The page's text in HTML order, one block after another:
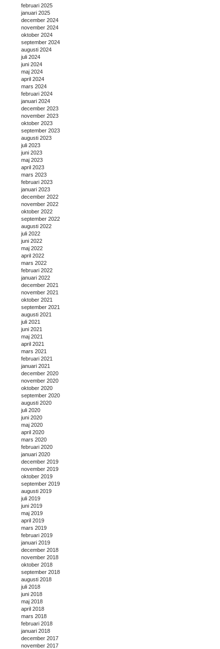
februari 2025
januari 2025
december 2024
november 2024
oktober 2024
september 2024
augusti 2024
juli 2024
juni 2024
maj 2024
april 2024
mars 2024
februari 2024
januari 2024
december 2023
november 2023
oktober 2023
september 2023
augusti 2023
juli 2023
juni 2023
maj 2023
april 2023
mars 2023
februari 2023
januari 2023
december 2022
november 2022
oktober 2022
september 2022
augusti 2022
juli 2022
juni 2022
maj 2022
april 2022
mars 2022
februari 2022
januari 2022
december 2021
november 2021
oktober 2021
september 2021
augusti 2021
juli 2021
juni 2021
maj 2021
april 2021
mars 2021
februari 2021
januari 2021
december 2020
november 2020
oktober 2020
september 2020
augusti 2020
juli 2020
juni 2020
maj 2020
april 2020
mars 2020
februari 2020
januari 2020
december 2019
november 2019
oktober 2019
september 2019
augusti 2019
juli 2019
juni 2019
maj 2019
april 2019
mars 2019
februari 2019
januari 2019
december 2018
november 2018
oktober 2018
september 2018
augusti 2018
juli 2018
juni 2018
maj 2018
april 2018
mars 2018
februari 2018
januari 2018
december 2017
november 2017